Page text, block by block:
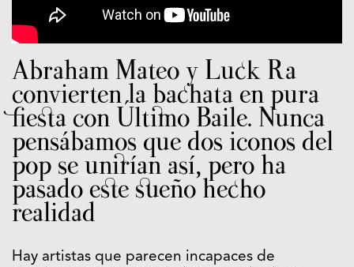
Abraham Mateo y Luck Ra
convierten la bachata en pura
fiesta con Último Baile. Nunca
pensábamos que dos iconos del
pop se unirían así, pero ha
pasado este sueño hecho
realidad
Hay artistas que parecen incapaces de